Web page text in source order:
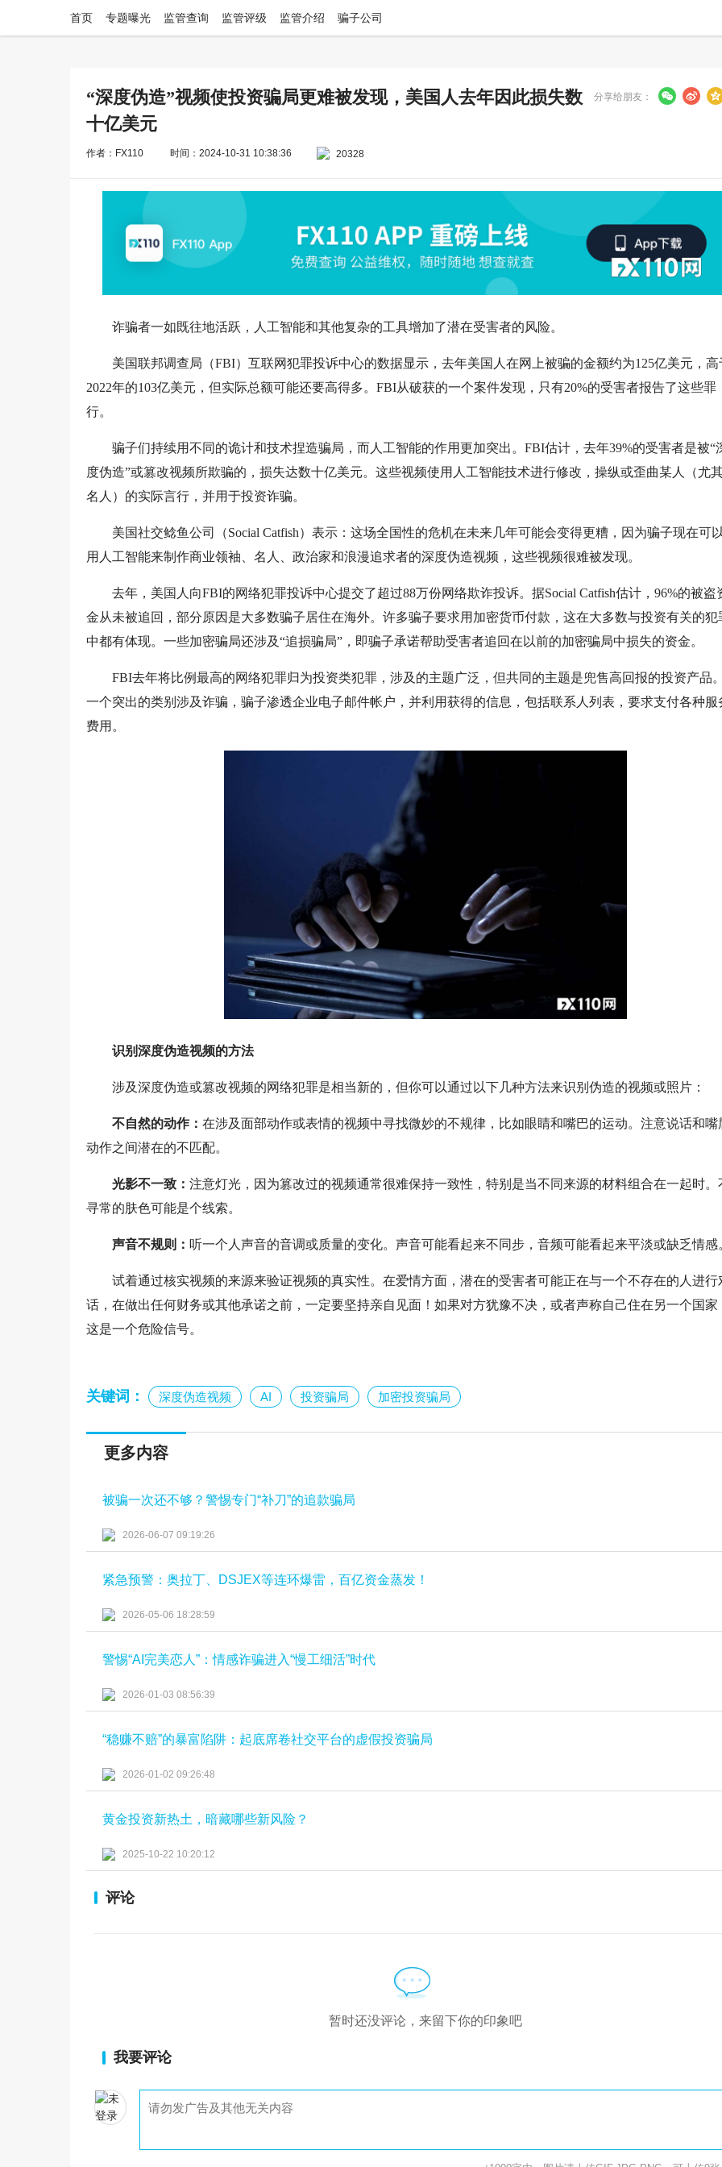
首页 专题曝光 监管查询 监管评级 监管介绍 骗子公司
“深度伪造”视频使投资骗局更难被发现，美国人去年因此损失数
十亿美元
分享给朋友：
作者：FX110 时间：2024-10-31 10:38:36 20328
诈骗者一如既往地活跃，人工智能和其他复杂的工具增加了潜在受害者的风险。
美国联邦调查局（FBI）互联网犯罪投诉中心的数据显示，去年美国人在网上被骗的金额约为125亿美元，高
2022年的103亿美元，但实际总额可能还要高得多。FBI从破获的一个案件发现，只有20%的受害者报告了这些罪
行。
骗子们持续用不同的诡计和技术捏造骗局，而人工智能的作用更加突出。FBI估计，去年39%的受害者是被“
度伪造”或篡改视频所欺骗的，损失达数十亿美元。这些视频使用人工智能技术进行修改，操纵或歪曲某人（尤
名人）的实际言行，并用于投资诈骗。
美国社交鲶鱼公司（Social Catfish）表示：这场全国性的危机在未来几年可能会变得更糟，因为骗子现在可
用人工智能来制作商业领袖、名人、政治家和浪漫追求者的深度伪造视频，这些视频很难被发现。
去年，美国人向FBI的网络犯罪投诉中心提交了超过88万份网络欺诈投诉。据Social Catfish估计，96%的被盗
金从未被追回，部分原因是大多数骗子居住在海外。许多骗子要求用加密货币付款，这在大多数与投资有关的犯
中都有体现。一些加密骗局还涉及“追损骗局”，即骗子承诺帮助受害者追回在以前的加密骗局中损失的资金。
FBI去年将比例最高的网络犯罪归为投资类犯罪，涉及的主题广泛，但共同的主题是兜售高回报的投资产品
一个突出的类别涉及诈骗，骗子渗透企业电子邮件帐户，并利用获得的信息，包括联系人列表，要求支付各种服
费用。
识别深度伪造视频的方法
涉及深度伪造或篡改视频的网络犯罪是相当新的，但你可以通过以下几种方法来识别伪造的视频或照片：
不自然的动作： 在涉及面部动作或表情的视频中寻找微妙的不规律，比如眼睛和嘴巴的运动。注意说话和嘴
动作之间潜在的不匹配。
光影不一致： 注意灯光，因为篡改过的视频通常很难保持一致性，特别是当不同来源的材料组合在一起时。
寻常的肤色可能是个线索。
声音不规则： 听一个人声音的音调或质量的变化。声音可能看起来不同步，音频可能看起来平淡或缺乏情感
试着通过核实视频的来源来验证视频的真实性。在爱情方面，潜在的受害者可能正在与一个不存在的人进行
话，在做出任何财务或其他承诺之前，一定要坚持亲自见面！如果对方犹豫不决，或者声称自己住在另一个国家
这是一个危险信号。
关键词： 深度伪造视频 AI 投资骗局 加密投资骗局
更多内容
被骗一次还不够？警惕专门“补刀”的追款骗局
2026-06-07 09:19:26
紧急预警：奥拉丁、DSJEX等连环爆雷，百亿资金蒸发！
2026-05-06 18:28:59
警惕“AI完美恋人”：情感诈骗进入“慢工细活”时代
2026-01-03 08:56:39
“稳赚不赔”的暴富陷阱：起底席卷社交平台的虚假投资骗局
2026-01-02 09:26:48
黄金投资新热土，暗藏哪些新风险？
2025-10-22 10:20:12
评论
暂时还没评论，来留下你的印象吧
我要评论